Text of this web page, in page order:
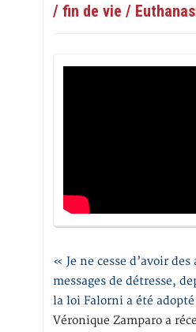
/ fin de vie /
« Je ne cesse d’avoir des
messages de détresse,
la loi Falorni a été
Véronique Zamparo a